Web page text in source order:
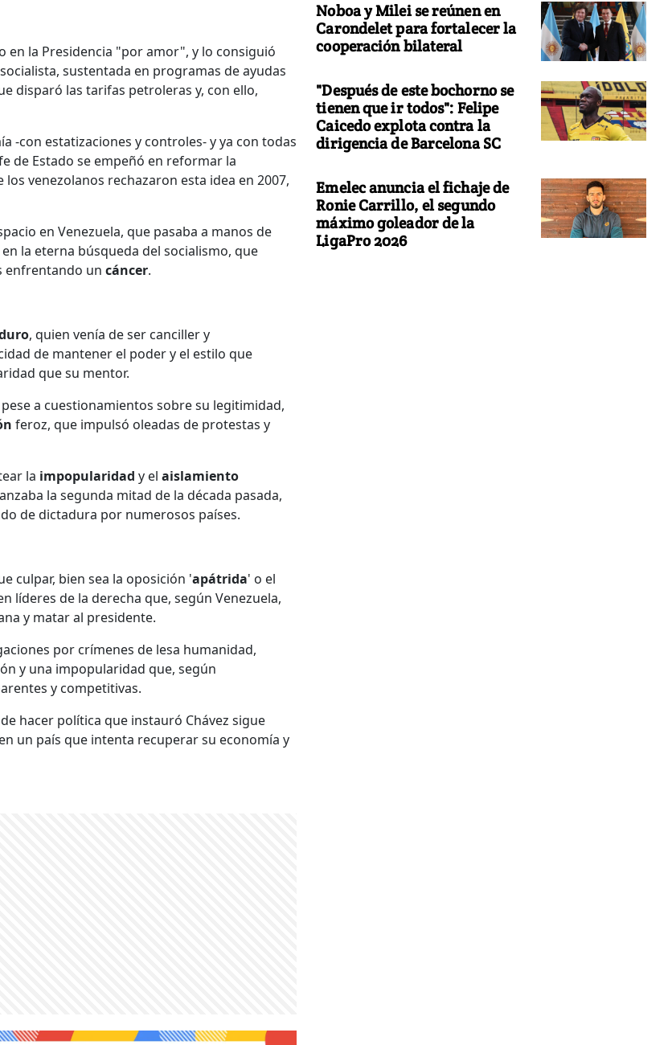
en la Presidencia "por amor", y lo consiguió
sustentada en programas de ayudas
disparó las tarifas petroleras y, con ello,
-con estatizaciones y controles- y ya con todas
de Estado se empeñó en reformar la
los venezolanos rechazaron esta idea en 2007,
en Venezuela, que pasaba a manos de
la eterna búsqueda del socialismo, que
enfrentando un cáncer.
, quien venía de ser canciller y
de mantener el poder y el estilo que
que su mentor.
a cuestionamientos sobre su legitimidad,
feroz, que impulsó oleadas de protestas y
la impopularidad y el aislamiento
la segunda mitad de la década pasada,
de dictadura por numerosos países.
culpar, bien sea la oposición 'apátrida' o el
líderes de la derecha que, según Venezuela,
y matar al presidente.
por crímenes de lesa humanidad,
y una impopularidad que, según
y competitivas.
hacer política que instauró Chávez sigue
un país que intenta recuperar su economía y
Noboa y Milei se reúnen en
Carondelet para fortalecer la
cooperación bilateral
"Después de este bochorno se
tienen que ir todos": Felipe
Caicedo explota contra la
dirigencia de Barcelona SC
Emelec anuncia el fichaje de
Ronie Carrillo, el segundo
máximo goleador de la
LigaPro 2026